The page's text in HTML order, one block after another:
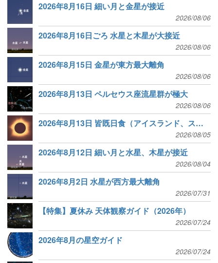
2026年8月16日 細い月と金星が接近
2026/08/06
2026年8月16日ごろ 水星と木星が大接近
2026/08/06
2026年8月15日 金星が東方最大離角
2026/08/06
2026年8月13日 ペルセウス座流星群が極大
2026/08/06
2026年8月13日 皆既日食（アイスランド、スペインなど）
2026/08/05
2026年8月12日 細い月と水星、木星が接近
2026/08/04
2026年8月2日 水星が西方最大離角
2026/07/31
【特集】夏休み 天体観察ガイド（2026年）
2026/07/24
2026年8月の星空ガイド
2026/07/24